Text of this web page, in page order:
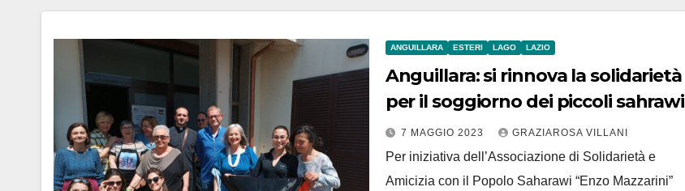
ANGUILLARA ESTERI LAGO LAZIO
Anguillara: si rinnova la solidarietà
per il soggiorno dei piccoli sahrawi
7 MAGGIO 2023 GRAZIAROSA VILLANI
Per iniziativa dell’Associazione di Solidarietà e
Amicizia con il Popolo Saharawi “Enzo Mazzarini”